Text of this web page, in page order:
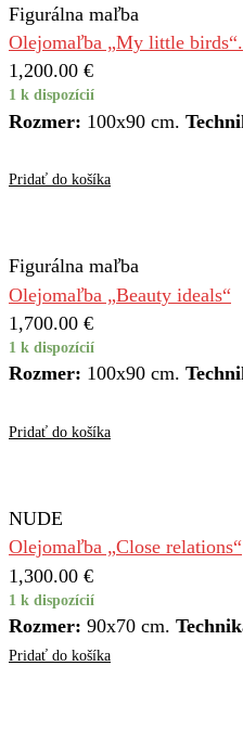
Figurálna maľba
Olejomaľba „My little birds“.
1,200.00 €
1 k dispozícií
Rozmer: 100x90 cm.
Pridať do košíka
Figurálna maľba
Olejomaľba „Beauty ideals“
1,700.00 €
1 k dispozícií
Rozmer: 100x90 cm.
Pridať do košíka
NUDE
Olejomaľba „Close relations“
1,300.00 €
1 k dispozícií
Rozmer: 90x70 cm.
Pridať do košíka